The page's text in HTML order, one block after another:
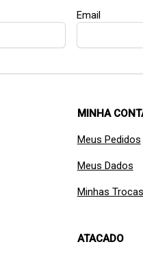
Email
MINHA
Meus Pedidos
Meus Dados
Minhas Trocas
ATACADO